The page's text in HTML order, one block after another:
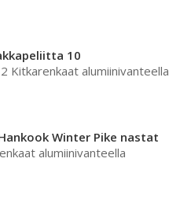
10
Kitkarenkaat alumiinivanteella
Winter Pike nastat
alumiinivanteella